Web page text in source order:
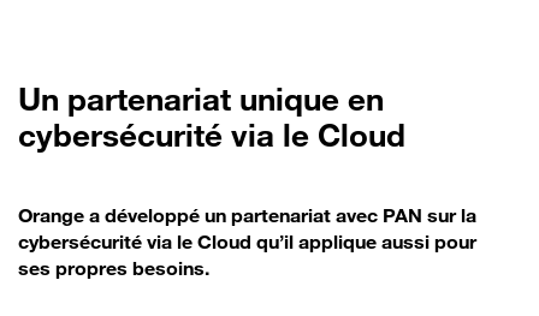
Un partenariat unique en
cybersécurité via le Cloud
Orange a développé un partenariat avec PAN sur la
cybersécurité via le Cloud qu’il applique aussi pour
ses propres besoins.